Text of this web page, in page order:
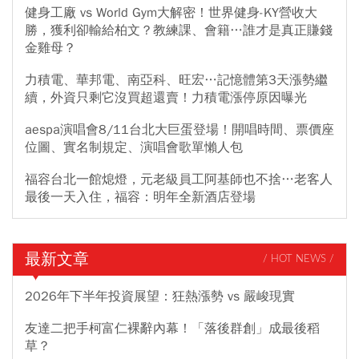
健身工廠 vs World Gym大解密！世界健身-KY營收大
勝，獲利卻輸給柏文？教練課、會籍…誰才是真正賺錢
金雞母？
力積電、華邦電、南亞科、旺宏…記憶體第3天漲勢繼
續，外資只剩它沒買超還賣！力積電漲停原因曝光
aespa演唱會8/11台北大巨蛋登場！開唱時間、票價座
位圖、實名制規定、演唱會歌單懶人包
福容台北一館熄燈，元老級員工阿基師也不捨…老客人
最後一天入住，福容：明年全新酒店登場
最新文章 / HOT NEWS /
2026年下半年投資展望：狂熱漲勢 vs 嚴峻現實
友達二把手柯富仁裸辭內幕！「落後群創」成最後稻
草？